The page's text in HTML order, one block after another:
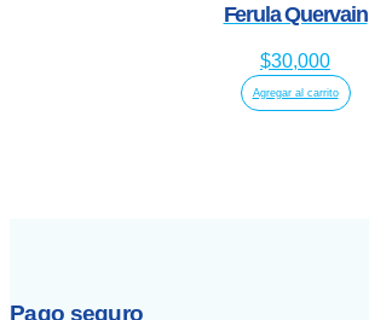
Ferula Quervain
$30,000
Agregar al carrito
Pago seguro